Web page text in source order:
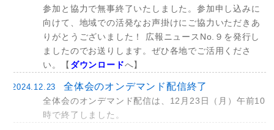
参加と協力で無事終了いたしました。参加申し込みに
向けて、地域での活発なお声掛けにご協力いただきあ
りがとうございました！ 広報ニュースNo.９を発行し
ましたのでお送りします。ぜひ各地でご活用くださ
い。【 ダウンロードへ】
2024.12.23 全体会のオンデマンド配信終了
全体会のオンデマンド配信は、12月23日（月）午前10
時で終了しました。